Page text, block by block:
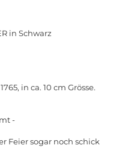
in Schwarz
in ca. 10 cm Grösse.
-
Feier sogar noch schick